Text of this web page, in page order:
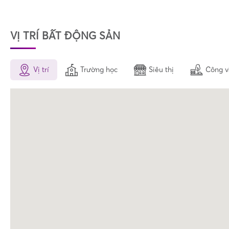
VỊ TRÍ BẤT ĐỘNG SẢN
Vị trí Trường học Siêu thị Công